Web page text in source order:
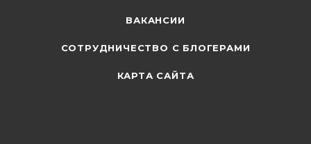
ВАКАНСИИ
СОТРУДНИЧЕСТВО С БЛОГЕРАМИ
КАРТА САЙТА